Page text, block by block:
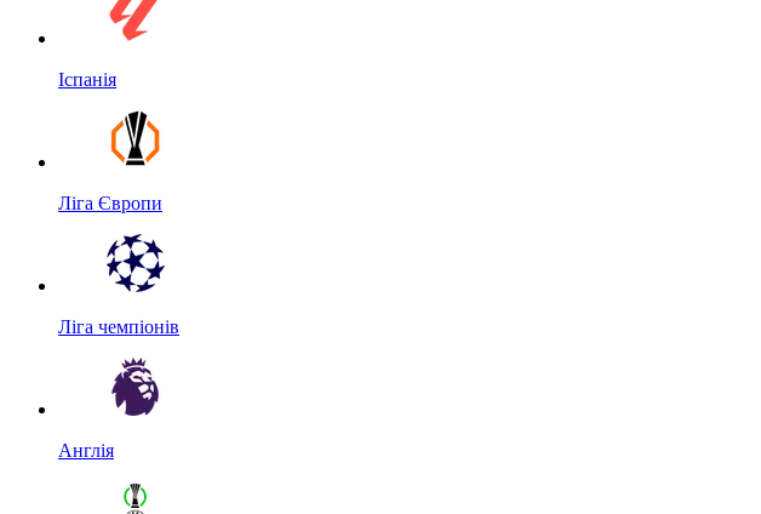
Іспанія
Ліга Європи
Ліга чемпіонів
Англія